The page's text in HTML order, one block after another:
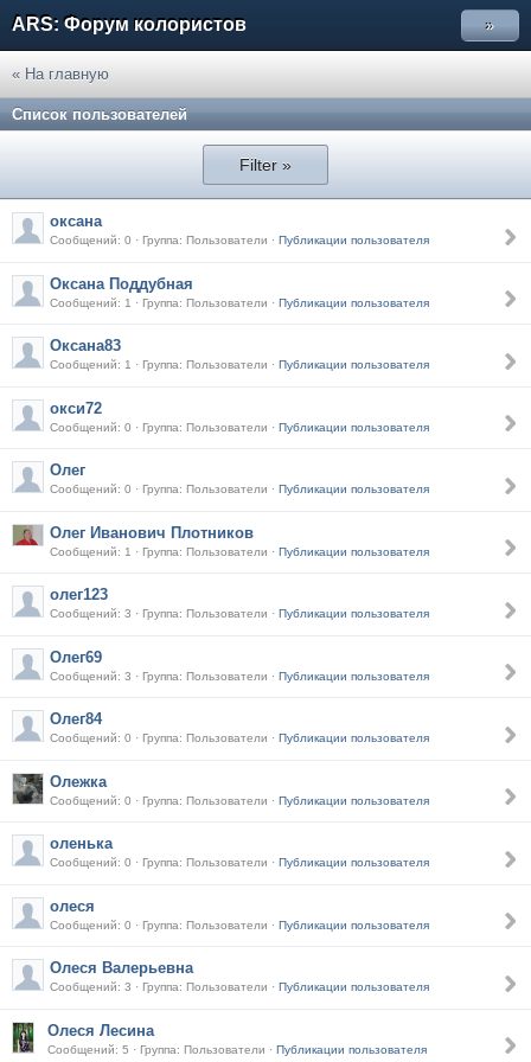
ARS: Форум колористов »
« На главную
Список пользователей
Filter »
оксана
Сообщений: 0 · Группа: Пользователи · Публикации пользователя
Оксана Поддубная
Сообщений: 1 · Группа: Пользователи · Публикации пользователя
Оксана83
Сообщений: 1 · Группа: Пользователи · Публикации пользователя
окси72
Сообщений: 0 · Группа: Пользователи · Публикации пользователя
Олег
Сообщений: 0 · Группа: Пользователи · Публикации пользователя
Олег Иванович Плотников
Сообщений: 1 · Группа: Пользователи · Публикации пользователя
олег123
Сообщений: 3 · Группа: Пользователи · Публикации пользователя
Олег69
Сообщений: 3 · Группа: Пользователи · Публикации пользователя
Олег84
Сообщений: 0 · Группа: Пользователи · Публикации пользователя
Олежка
Сообщений: 0 · Группа: Пользователи · Публикации пользователя
оленька
Сообщений: 0 · Группа: Пользователи · Публикации пользователя
олеся
Сообщений: 0 · Группа: Пользователи · Публикации пользователя
Олеся Валерьевна
Сообщений: 3 · Группа: Пользователи · Публикации пользователя
Олеся Лесина
Сообщений: 5 · Группа: Пользователи · Публикации пользователя